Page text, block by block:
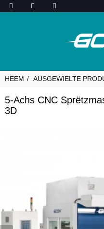
HEEM AUSGEWIELTE
5-Achs CNC
3D